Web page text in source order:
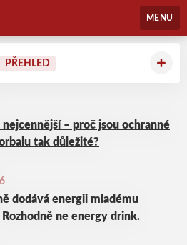
MENU
PŘEHLED
– proč jsou ochranné
tak důležité?
dodává energii mladému
ne energy drink.